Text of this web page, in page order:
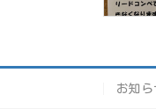
お知ら